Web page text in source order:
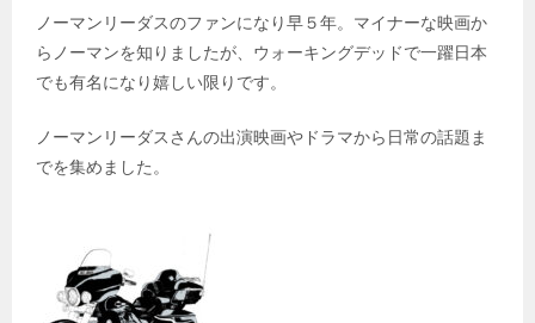
ノーマンリーダスのファンになり早５年。マイナーな映画か
らノーマンを知りましたが、ウォーキングデッドで一躍日本
でも有名になり嬉しい限りです。
ノーマンリーダスさんの出演映画やドラマから日常の話題ま
でを集めました。